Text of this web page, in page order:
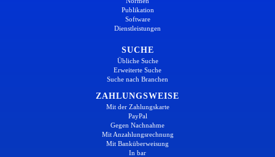
Publikation
Software
Dienstleistungen
SUCHE
Übliche Suche
Erweiterte Suche
Suche nach Branchen
ZAHLUNGSWEISE
Mit der Zahlungskarte
PayPal
Gegen Nachnahme
Mit Anzahlungsrechnung
Mit Banküberweisung
In bar